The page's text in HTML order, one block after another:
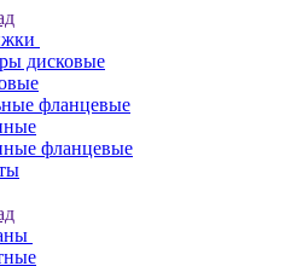
дисковые
фланцевые
фланцевые